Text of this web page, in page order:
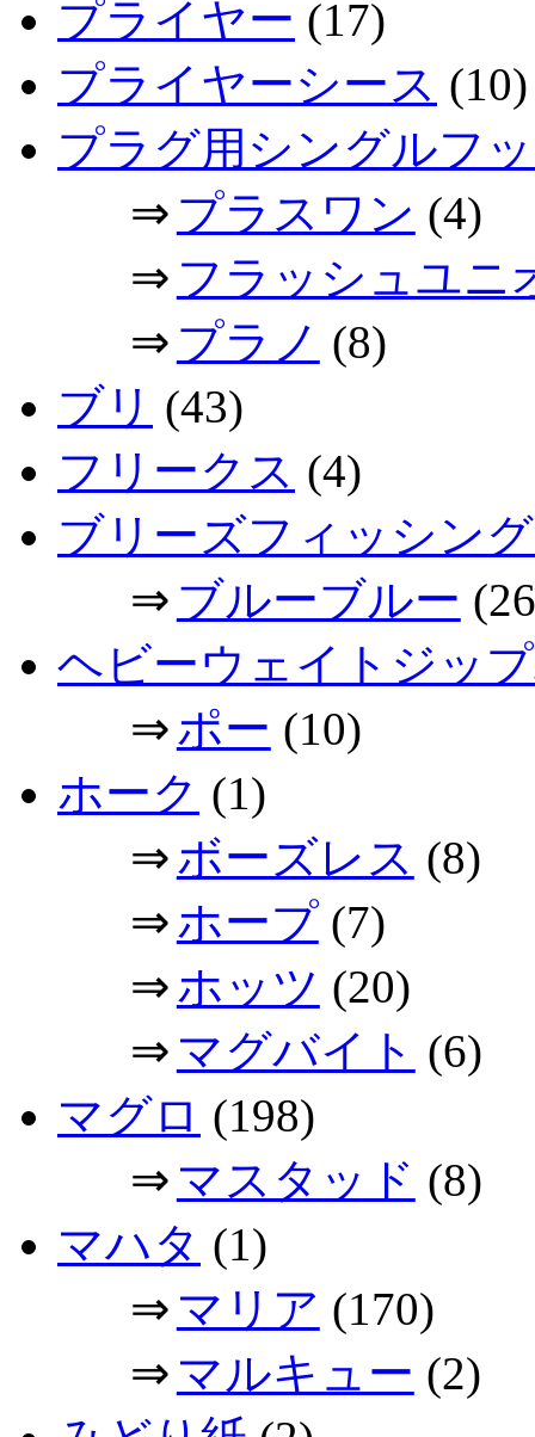
プライヤー (17)
プライヤーシース (10)
プラグ用シングルフ
⇒ プラスワン (4)
⇒ フラッシュユニ
⇒ プラノ (8)
ブリ (43)
フリークス (4)
ブリーズフィッシン
⇒ ブルーブルー
ヘビーウェイトジッ
⇒ポー (10)
ホーク (1)
⇒ボーズレス (8)
⇒ホープ(7)
⇒ホッツ (20)
⇒ マグバイト (6)
マグロ (198)
⇒ マスタッド (8)
マハタ (1)
⇒ マリア (170)
⇒ マルキュー (2)